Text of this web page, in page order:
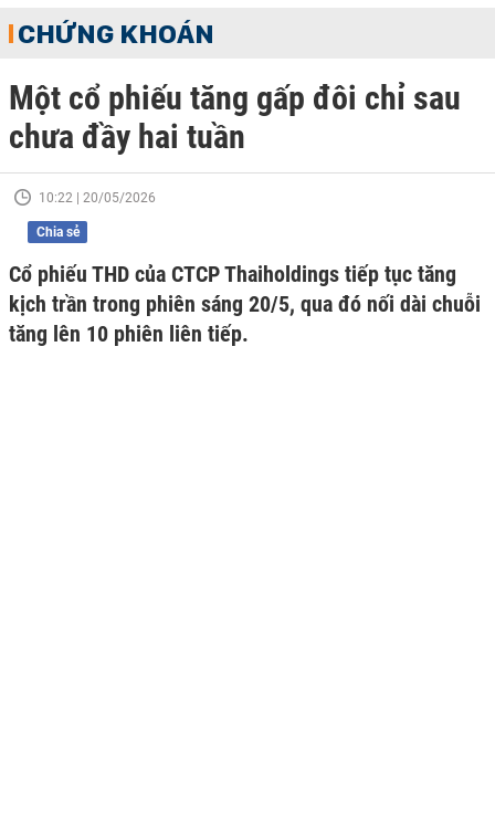
CHỨNG KHOÁN
Một cổ phiếu tăng gấp đôi chỉ sau
chưa đầy hai tuần
10:22 | 20/05/2026
Chia sẻ
Cổ phiếu THD của CTCP Thaiholdings tiếp tục tăng
kịch trần trong phiên sáng 20/5, qua đó nối dài chuỗi
tăng lên 10 phiên liên tiếp.